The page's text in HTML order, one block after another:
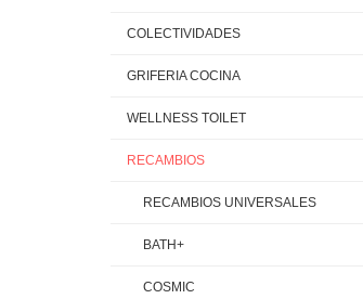
COLECTIVIDADES
GRIFERIA COCINA
WELLNESS TOILET
RECAMBIOS
RECAMBIOS UNIVERSALES
BATH+
COSMIC